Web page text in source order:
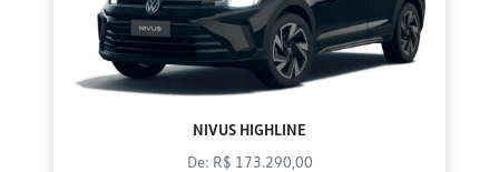
NIVUS HIGHLINE
De: R$ 173.290,00